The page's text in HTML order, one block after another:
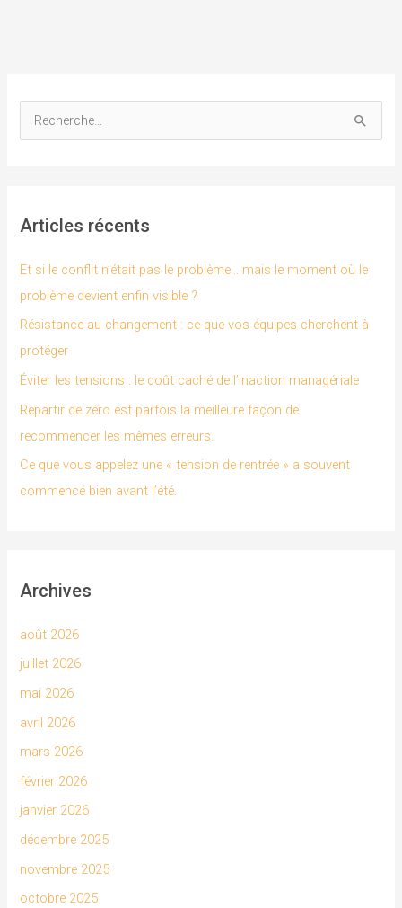
e
h
e
r
:
Articles récents
Et si le conflit n’était pas le problème… mais le moment où le
problème devient enfin visible ?
Résistance au changement : ce que vos équipes cherchent à
protéger
Éviter les tensions : le coût caché de l’inaction managériale
Repartir de zéro est parfois la meilleure façon de
recommencer les mêmes erreurs.
Ce que vous appelez une « tension de rentrée » a souvent
commencé bien avant l’été.
Archives
août 2026
juillet 2026
mai 2026
avril 2026
mars 2026
février 2026
janvier 2026
décembre 2025
novembre 2025
octobre 2025